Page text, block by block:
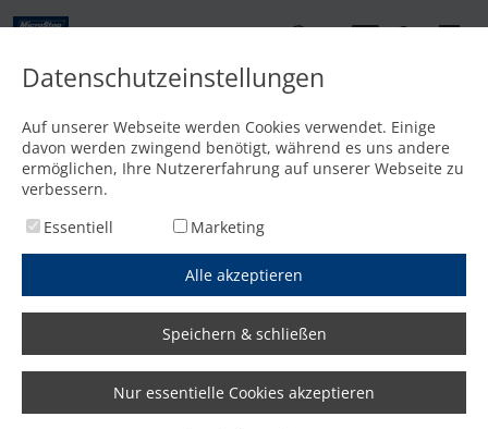
Startseite /Media/Videos/OpenDay in Dorsten: Plasma-, Autogen-, Wasserstrahl- und
OpenDay in Dorsten: Plasma-,
Autogen-, Wasserstrahl- und
Lasertechnologie geballt an
einem Tag
Datenschutzeinstellungen
Auf unserer Webseite werden Cookies verwendet. Einige
davon werden zwingend benötigt, während es uns andere
ermöglichen, Ihre Nutzererfahrung auf unserer Webseite zu
verbessern.
Essentiell
Marketing
Alle akzeptieren
Speichern & schließen
Nur essentielle Cookies akzeptieren